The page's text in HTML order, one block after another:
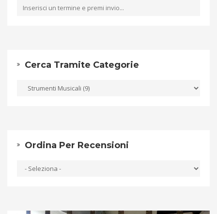
Cerca Tramite Categorie
Ordina Per Recensioni